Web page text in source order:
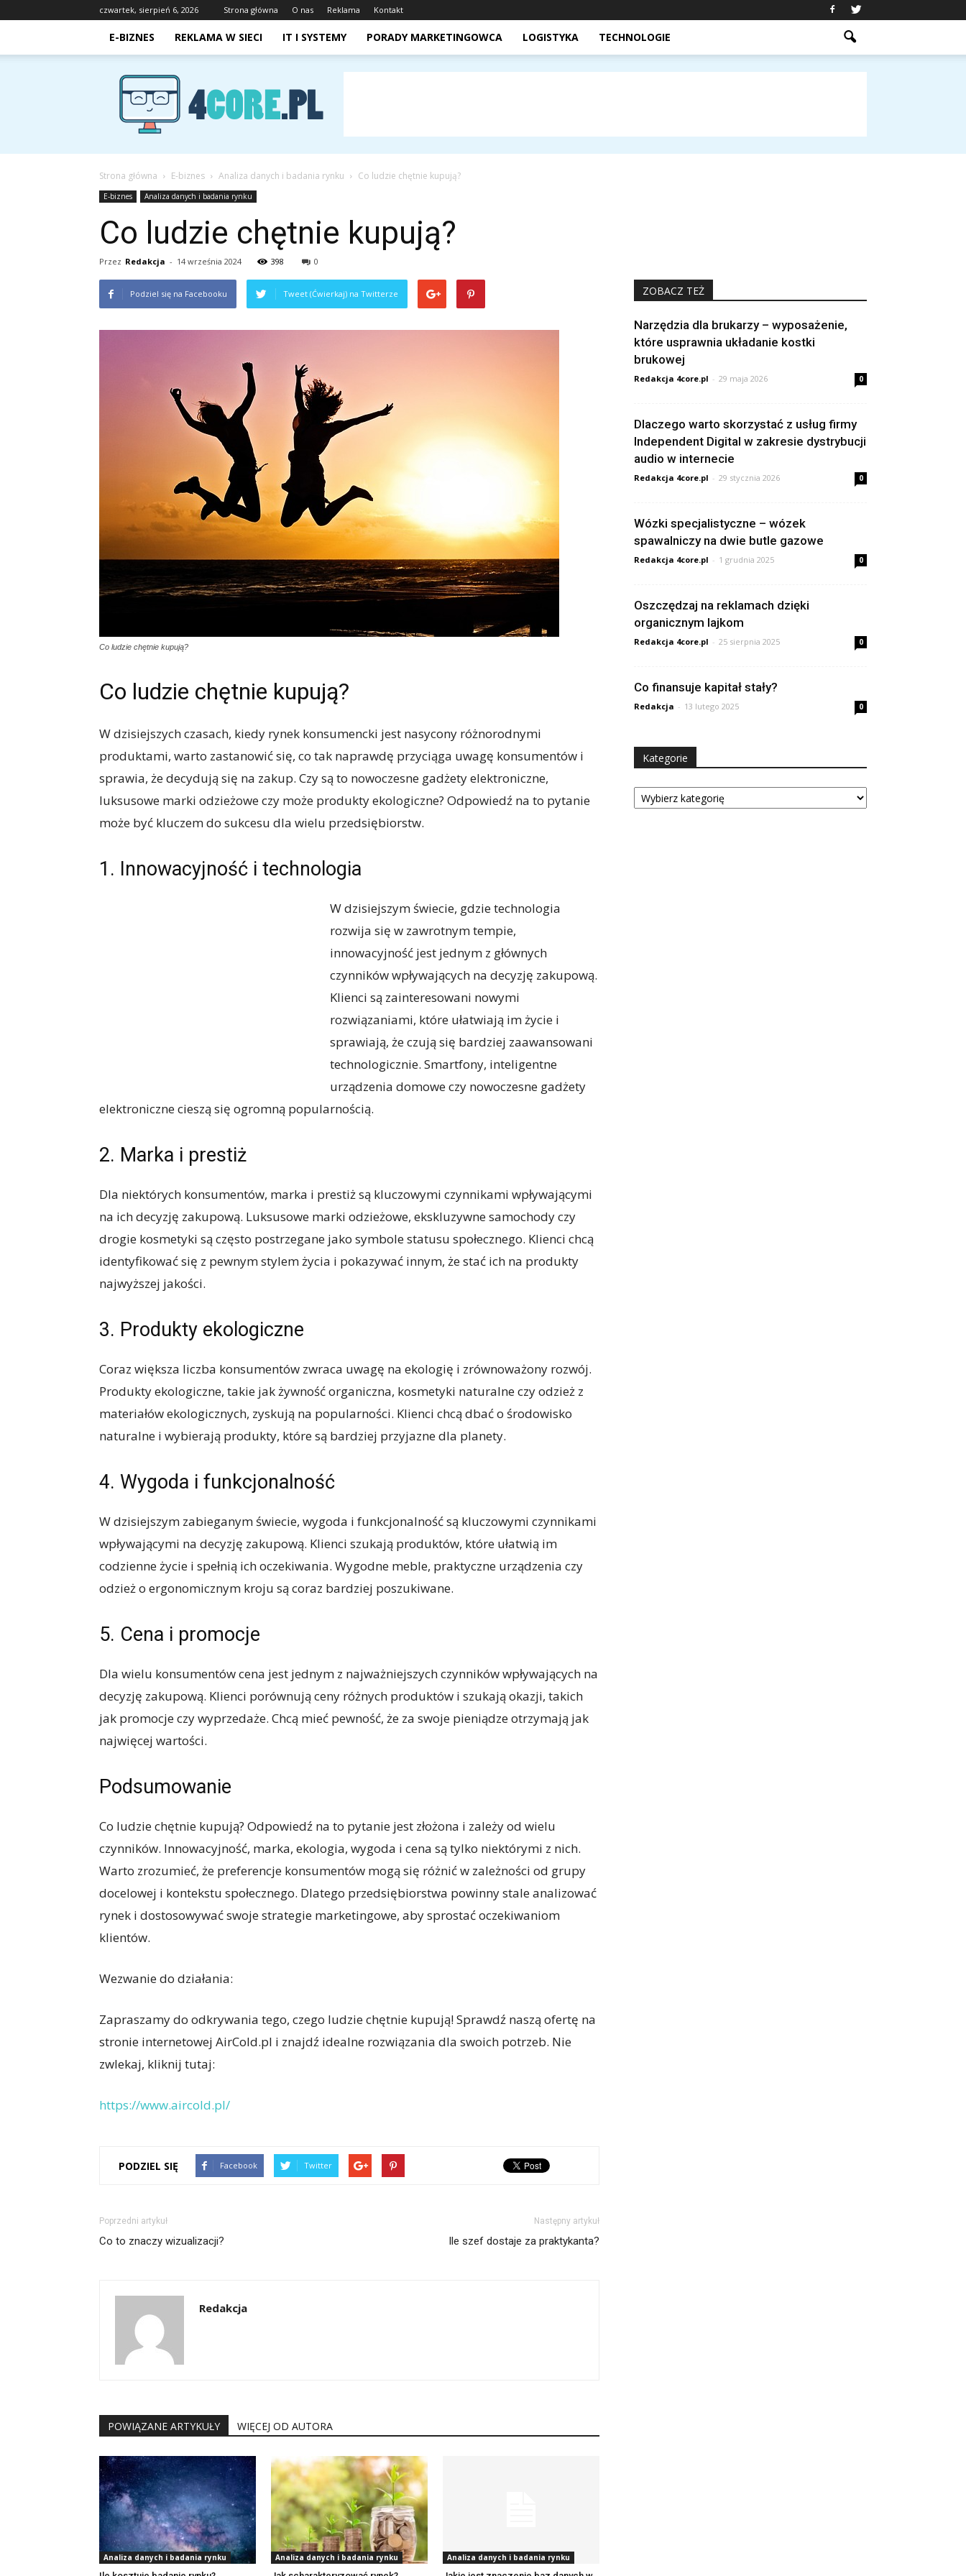
czwartek, sierpień 6, 2026 Strona główna O nas Reklama Kontakt
E-BIZNES REKLAMA W SIECI IT I SYSTEMY PORADY MARKETINGOWCA LOGISTYKA TECHNOLOGIE
4core.pl
Strona główna E-biznes Analiza danych i badania rynku Co ludzie chętnie kupują?
E-biznes Analiza danych i badania rynku
Co ludzie chętnie kupują?
Przez Redakcja - 14 września 2024 398 0
Podziel się na Facebooku Tweet (Ćwierkaj) na Twitterze
Co ludzie chętnie kupują?
Co ludzie chętnie kupują?
W dzisiejszych czasach, kiedy rynek konsumencki jest nasycony różnorodnymi
produktami, warto zastanowić się, co tak naprawdę przyciąga uwagę konsumentów i
sprawia, że decydują się na zakup. Czy są to nowoczesne gadżety elektroniczne,
luksusowe marki odzieżowe czy może produkty ekologiczne? Odpowiedź na to pytanie
może być kluczem do sukcesu dla wielu przedsiębiorstw.
1. Innowacyjność i technologia
W dzisiejszym świecie, gdzie technologia
rozwija się w zawrotnym tempie,
innowacyjność jest jednym z głównych
czynników wpływających na decyzję zakupową.
Klienci są zainteresowani nowymi
rozwiązaniami, które ułatwiają im życie i
sprawiają, że czują się bardziej zaawansowani
technologicznie. Smartfony, inteligentne
urządzenia domowe czy nowoczesne gadżety
elektroniczne cieszą się ogromną popularnością.
2. Marka i prestiż
Dla niektórych konsumentów, marka i prestiż są kluczowymi czynnikami wpływającymi
na ich decyzję zakupową. Luksusowe marki odzieżowe, ekskluzywne samochody czy
drogie kosmetyki są często postrzegane jako symbole statusu społecznego. Klienci chcą
identyfikować się z pewnym stylem życia i pokazywać innym, że stać ich na produkty
najwyższej jakości.
3. Produkty ekologiczne
Coraz większa liczba konsumentów zwraca uwagę na ekologię i zrównoważony rozwój.
Produkty ekologiczne, takie jak żywność organiczna, kosmetyki naturalne czy odzież z
materiałów ekologicznych, zyskują na popularności. Klienci chcą dbać o środowisko
naturalne i wybierają produkty, które są bardziej przyjazne dla planety.
4. Wygoda i funkcjonalność
W dzisiejszym zabieganym świecie, wygoda i funkcjonalność są kluczowymi czynnikami
wpływającymi na decyzję zakupową. Klienci szukają produktów, które ułatwią im
codzienne życie i spełnią ich oczekiwania. Wygodne meble, praktyczne urządzenia czy
odzież o ergonomicznym kroju są coraz bardziej poszukiwane.
5. Cena i promocje
Dla wielu konsumentów cena jest jednym z najważniejszych czynników wpływających na
decyzję zakupową. Klienci porównują ceny różnych produktów i szukają okazji, takich
jak promocje czy wyprzedaże. Chcą mieć pewność, że za swoje pieniądze otrzymają jak
najwięcej wartości.
Podsumowanie
Co ludzie chętnie kupują? Odpowiedź na to pytanie jest złożona i zależy od wielu
czynników. Innowacyjność, marka, ekologia, wygoda i cena są tylko niektórymi z nich.
Warto zrozumieć, że preferencje konsumentów mogą się różnić w zależności od grupy
docelowej i kontekstu społecznego. Dlatego przedsiębiorstwa powinny stale analizować
rynek i dostosowywać swoje strategie marketingowe, aby sprostać oczekiwaniom
klientów.
Wezwanie do działania:
Zapraszamy do odkrywania tego, czego ludzie chętnie kupują! Sprawdź naszą ofertę na
stronie internetowej AirCold.pl i znajdź idealne rozwiązania dla swoich potrzeb. Nie
zwlekaj, kliknij tutaj:
https://www.aircold.pl/
PODZIEL SIĘ Facebook Twitter
Poprzedni artykuł
Co to znaczy wizualizacji?
Następny artykuł
Ile szef dostaje za praktykanta?
Redakcja
POWIĄZANE ARTYKUŁY WIĘCEJ OD AUTORA
Analiza danych i badania rynku Analiza danych i badania rynku Analiza danych i badania rynku
ZOBACZ TEŻ
Narzędzia dla brukarzy – wyposażenie,
które usprawnia układanie kostki
brukowej
Redakcja 4core.pl - 29 maja 2026 0
Dlaczego warto skorzystać z usług firmy
Independent Digital w zakresie dystrybucji
audio w internecie
Redakcja 4core.pl - 29 stycznia 2026 0
Wózki specjalistyczne – wózek
spawalniczy na dwie butle gazowe
Redakcja 4core.pl - 1 grudnia 2025 0
Oszczędzaj na reklamach dzięki
organicznym lajkom
Redakcja 4core.pl - 25 sierpnia 2025 0
Co finansuje kapitał stały?
Redakcja - 13 lutego 2025 0
Kategorie
Kategorie